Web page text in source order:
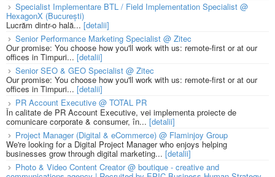
Specialist Implementare BTL / Field Implementation Specialist @
HexagonX (București)
Lucrăm dintr-o hală... [detalii]
Senior Performance Marketing Specialist @ Zitec
Our promise: You choose how you'll work with us: remote-first or at our
offices in Timpuri... [detalii]
Senior SEO & GEO Specialist @ Zitec
Our promise: You choose how you'll work with us: remote-first or at our
offices in Timpuri... [detalii]
PR Account Executive @ TOTAL PR
În calitate de PR Account Executive, vei implementa proiecte de
comunicare corporate & consumer, în... [detalii]
Project Manager (Digital & eCommerce) @ Flaminjoy Group
We're looking for a Digital Project Manager who enjoys helping
businesses grow through digital marketing... [detalii]
Photo & Video Content Creator @ boutique - creative and